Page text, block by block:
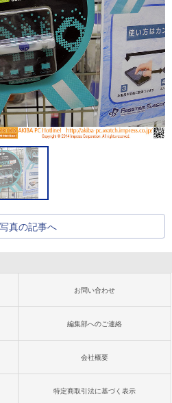
真の記事へ
お問い合わせ
編集部へのご連絡
会社概要
特定商取引法に基づく表示